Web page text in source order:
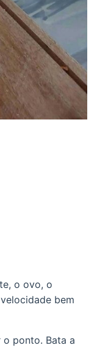
o ovo, o
bem
ponto. Bata a